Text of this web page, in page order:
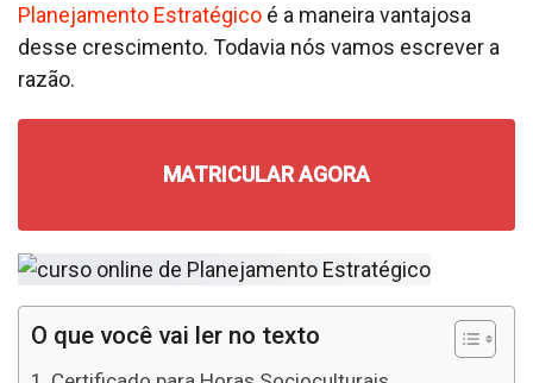
Planejamento Estratégico é a maneira vantajosa
desse crescimento. Todavia nós vamos escrever a
razão.
MATRICULAR AGORA
O que você vai ler no texto